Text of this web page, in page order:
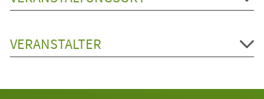
VERANSTALTER